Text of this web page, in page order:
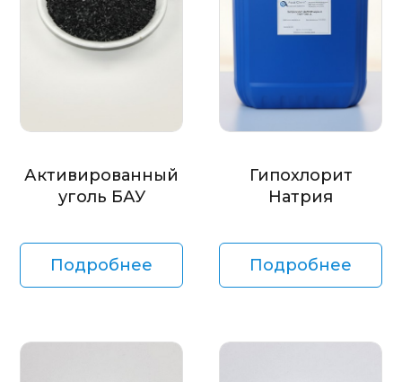
Активированный
уголь БАУ
Подробнее
Гипохлорит
Натрия
Подробнее